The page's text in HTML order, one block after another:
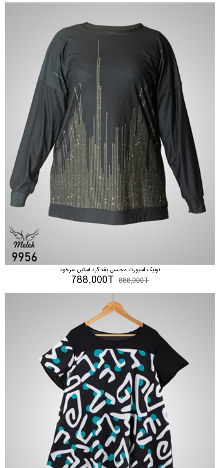
تونیک اسپورت مجلسی یقه گرد آستین سرخود
888,000T
788,000T